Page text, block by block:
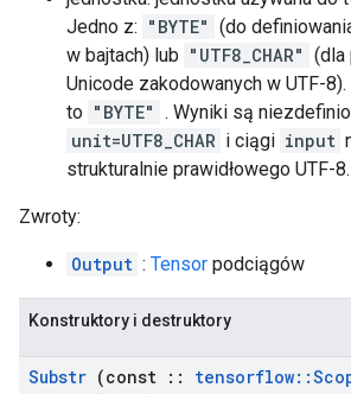
Jedno z: "BYTE" (do
w bajtach) lub "UTF8_CHAR" (dla
Unicode zakodowanych w UTF-
to "BYTE" . Wyniki są
unit=UTF8_CHAR i ciągi input
strukturalnie prawidłowego UTF-8.
Zwroty:
Output : Tensor podciągów
Konstruktory i destruktory
Substr (const :: tensorflow::